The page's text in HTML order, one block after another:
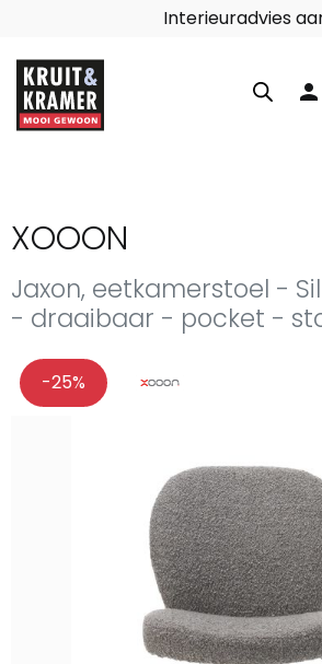
Interieuradvies
person
XOOON
Jaxon, eetkamerstoel -
- draaibaar - pocket -
-25%